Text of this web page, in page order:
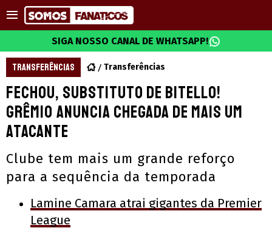
SIGA NOSSO CANAL DE WHATSAPP!
TRANSFERÊNCIAS Transferências
Fechou, substituto de Bitello!
Grêmio anuncia chegada de mais um
atacante
Clube tem mais um grande reforço
para a sequência da temporada
Lamine Camara atrai gigantes da Premier
League